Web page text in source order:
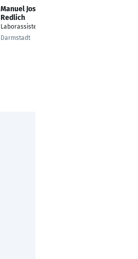
Manuel Josè
Redlich
Laborassistent R&D
Darmstadt